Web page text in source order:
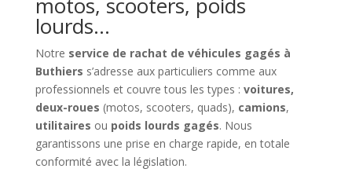
lourds…
Notre service de rachat de véhicules gagés à
Buthiers s’adresse aux particuliers comme aux
professionnels et couvre tous les types : voitures,
deux-roues (motos, scooters, quads), camions,
utilitaires ou poids lourds gagés. Nous
garantissons une prise en charge rapide, en totale
conformité avec la législation.